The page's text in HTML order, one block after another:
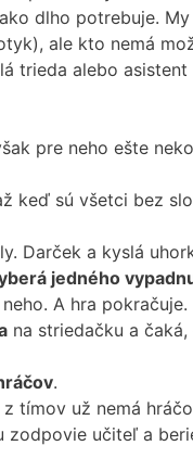
dlho potrebuje.
ale kto nemá
trieda alebo
pre neho ešte
keď sú všetci bez
Darček a kyslá
jedného
A hra pokračuje.
na striedačku a
.
tímov už nemá
zodpovie učiteľ a